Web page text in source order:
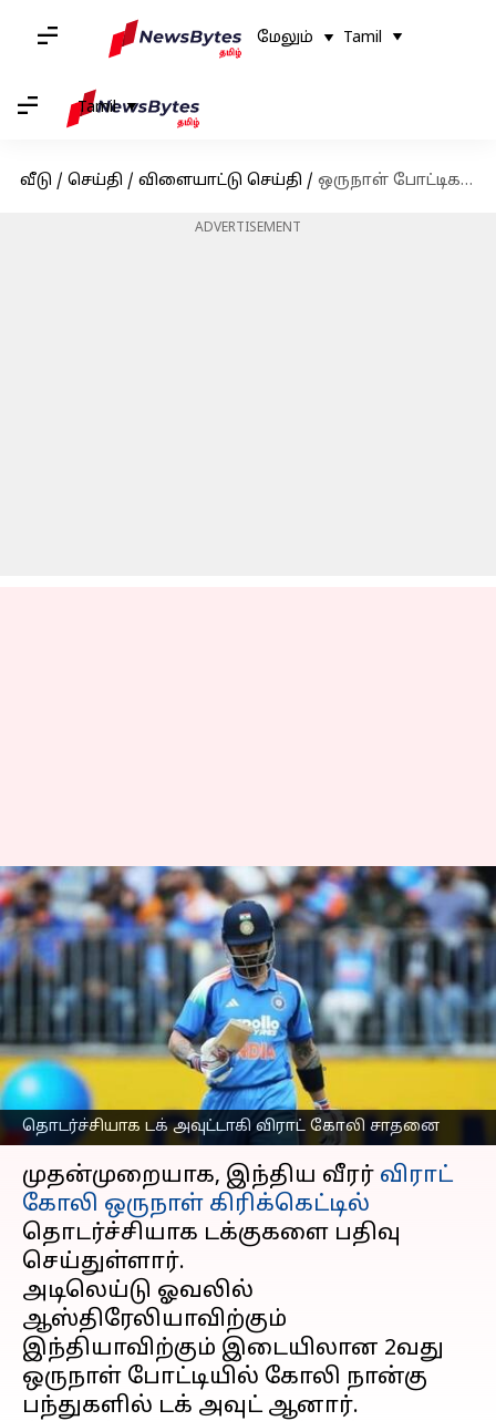
மேலும் Tamil
Tamil
வீடு / செய்தி / விளையாட்டு செய்தி / ஒருநாள் போட்டிகளில் தொடர்ச்சியாக டக் அவுட்டாகி விராட் கோலி சாதனை: முக்கிய புள்ளிவிவரங்கள்
ADVERTISEMENT
தொடர்ச்சியாக டக் அவுட்டாகி விராட் கோலி சாதனை
ஒருநாள் போட்டிகளில்
தொடர்ச்சியாக டக்
அவுட்டாகி விராட் கோலி
சாதனை: முக்கிய
புள்ளிவிவரங்கள்
எழுதியவர் Venkatalakshmi V Oct 23, 2025
செய்தி முன்னோட்டம்
முதன்முறையாக, இந்திய வீரர் விராட்
கோலி ஒருநாள் கிரிக்கெட்டில்
தொடர்ச்சியாக டக்குகளை பதிவு
செய்துள்ளார்.
அடிலெய்டு ஓவலில்
ஆஸ்திரேலியாவிற்கும்
இந்தியாவிற்கும் இடையிலான 2வது
ஒருநாள் போட்டியில் கோலி நான்கு
பந்துகளில் டக் அவுட் ஆனார்.